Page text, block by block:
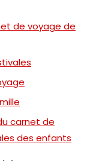
de voyage de
carnet de
des enfants